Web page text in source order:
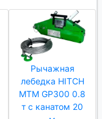
Рычажная
лебедка HITCH
МТМ GP300 0.8
т с канатом 20